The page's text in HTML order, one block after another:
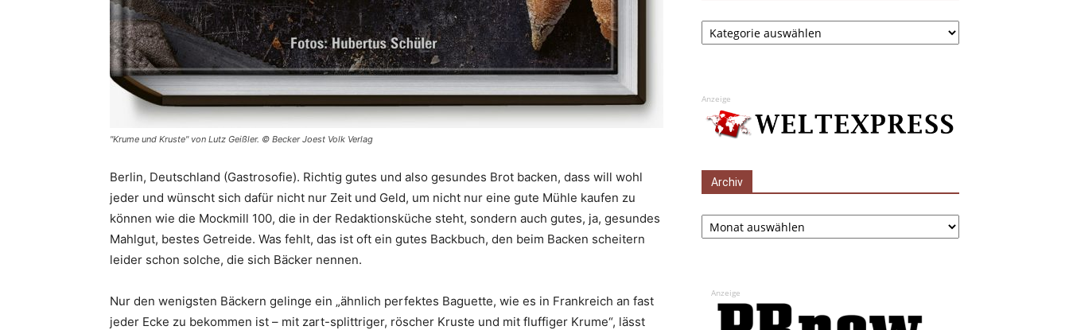
"Krume und Kruste" von Lutz Geißler. © Becker Joest Volk Verlag
Berlin, Deutschland (Gastrosofie). Richtig gutes und also gesundes Brot backen, dass will wohl
jeder und wünscht sich dafür nicht nur Zeit und Geld, um nicht nur eine gute Mühle kaufen zu
können wie die Mockmill 100, die in der Redaktionsküche steht, sondern auch gutes, ja, gesundes
Mahlgut, bestes Getreide. Was fehlt, das ist oft ein gutes Backbuch, den beim Backen scheitern
leider schon solche, die sich Bäcker nennen.
Nur den wenigsten Bäckern gelinge ein „ähnlich perfektes Baguette, wie es in Frankreich an fast
jeder Ecke zu bekommen ist – mit zart-splittriger, röscher Kruste und mit fluffiger Krume“, lässt
Kategorien
Anzeige
Archiv
Archiv
Anzeige